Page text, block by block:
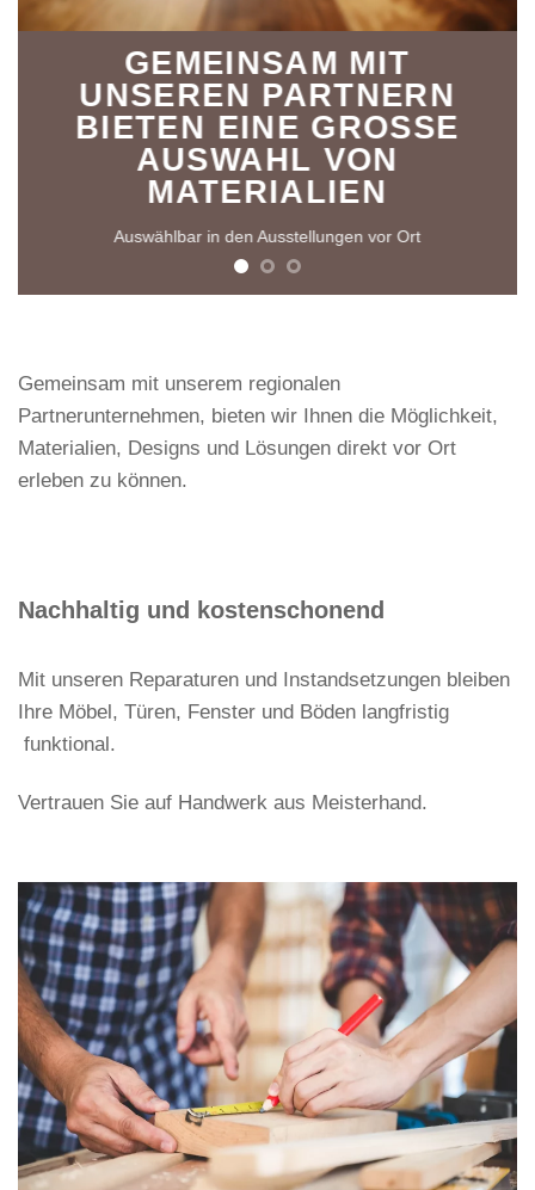
GEMEINSAM MIT
UNSEREN PARTNERN
BIETEN EINE GROSSE A
USWAHL VON M
ATERIALIEN
Auswählbar in den Ausstellungen vor Ort
Gemeinsam mit unserem regionalen
Partnerunternehmen, bieten wir Ihnen die Möglichkeit,
Materialien, Designs und Lösungen direkt vor Ort
erleben zu können.
Nachhaltig und kostenschonend
Mit unseren Reparaturen und Instandsetzungen bleiben
Ihre Möbel, Türen, Fenster und Böden langfristig
funktional.
Vertrauen Sie auf Handwerk aus Meisterhand.